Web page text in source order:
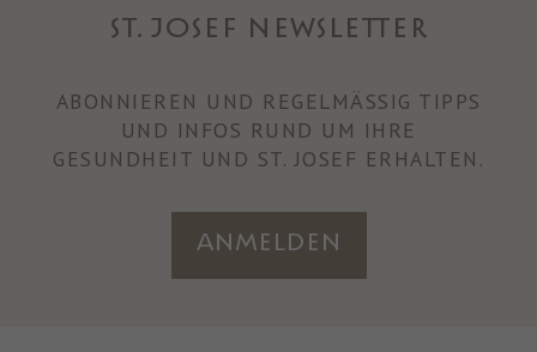
ST. JOSEF NEWSLETTER
ABONNIEREN UND REGELMÄSSIG TIPPS U
ND INFOS RUND UM IHRE
GESUNDHEIT UND ST. JOSEF ERHALTEN.
Anmelden